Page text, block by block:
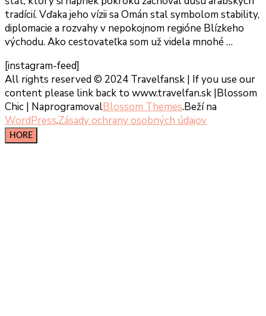
tradícií. Vďaka jeho vízii sa Omán stal symbolom stability,
diplomacie a rozvahy v nepokojnom regióne Blízkeho
východu. Ako cestovateľka som už videla mnohé …
[instagram-feed]
All rights reserved © 2024 Travelfansk | If you use our
content please link back to www.travelfan.sk |Blossom
Chic | NaprogramovalBlossom Themes.Beží na
WordPress.Zásady ochrany osobných údajov
HORE